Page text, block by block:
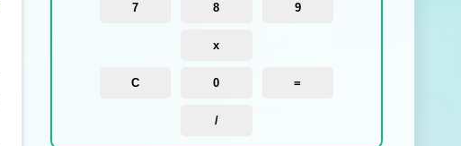
7 8 9
x
C 0 =
/